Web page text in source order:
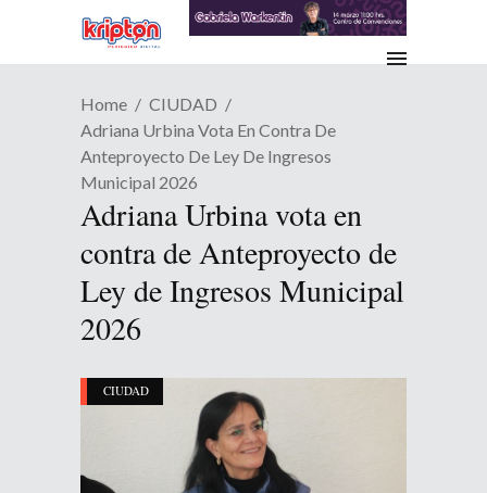
Home
CIUDAD
Adriana Urbina Vota En Contra De
Anteproyecto De Ley De Ingresos
Municipal 2026
Adriana Urbina vota en
contra de Anteproyecto de
Ley de Ingresos Municipal
2026
CIUDAD